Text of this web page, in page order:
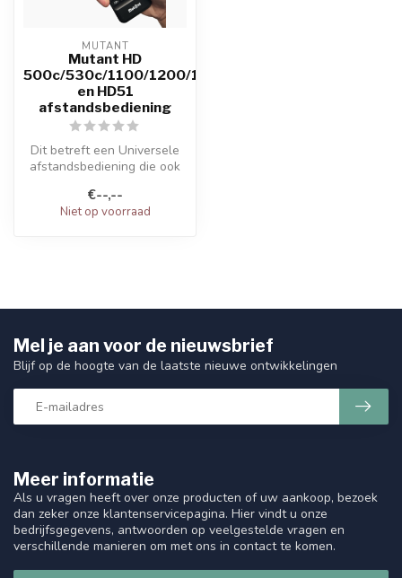
MUTANT
Mutant HD
500c/530c/1100/1200/1265/1500
en HD51
afstandsbediening
Dit betreft een Universele
afstandsbediening die ook
mode...
€--,--
Niet op voorraad
Meer informatie
Als u vragen heeft over onze producten of uw aankoop, bezoek
dan zeker onze klantenservicepagina. Hier vindt u onze
bedrijfsgegevens, antwoorden op veelgestelde vragen en
verschillende manieren om met ons in contact te komen.
Mel je aan voor de nieuwsbrief
Blijf op de hoogte van de laatste nieuwe ontwikkelingen